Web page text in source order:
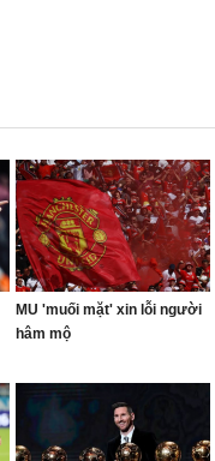
MU 'muối mặt' xin lỗi người
hâm mộ